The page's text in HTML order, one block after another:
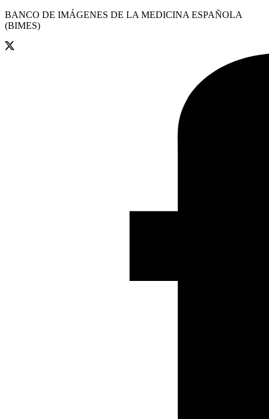
BANCO DE IMÁGENES DE LA MEDICINA ESPAÑOLA
(BIMES)